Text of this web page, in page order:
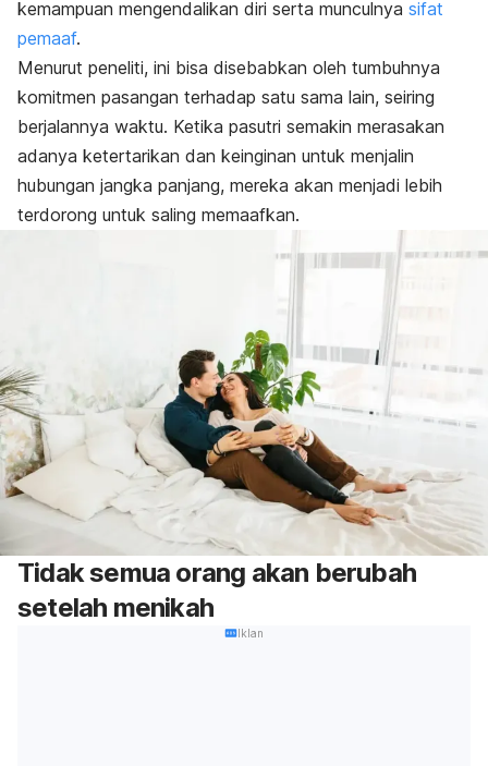
kemampuan mengendalikan diri serta munculnya sifat
pemaaf.
Menurut peneliti, ini bisa disebabkan oleh tumbuhnya
komitmen pasangan terhadap satu sama lain, seiring
berjalannya waktu. Ketika pasutri semakin merasakan
adanya ketertarikan dan keinginan untuk menjalin
hubungan jangka panjang, mereka akan menjadi lebih
terdorong untuk saling memaafkan.
Tidak semua orang akan berubah
setelah menikah
Iklan